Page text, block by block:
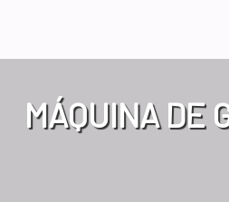
MÁQUINA DE